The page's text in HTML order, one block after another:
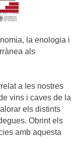
la enologia i
als
a les nostres
vins i caves de la
els distints
Obrint els
amb aquesta